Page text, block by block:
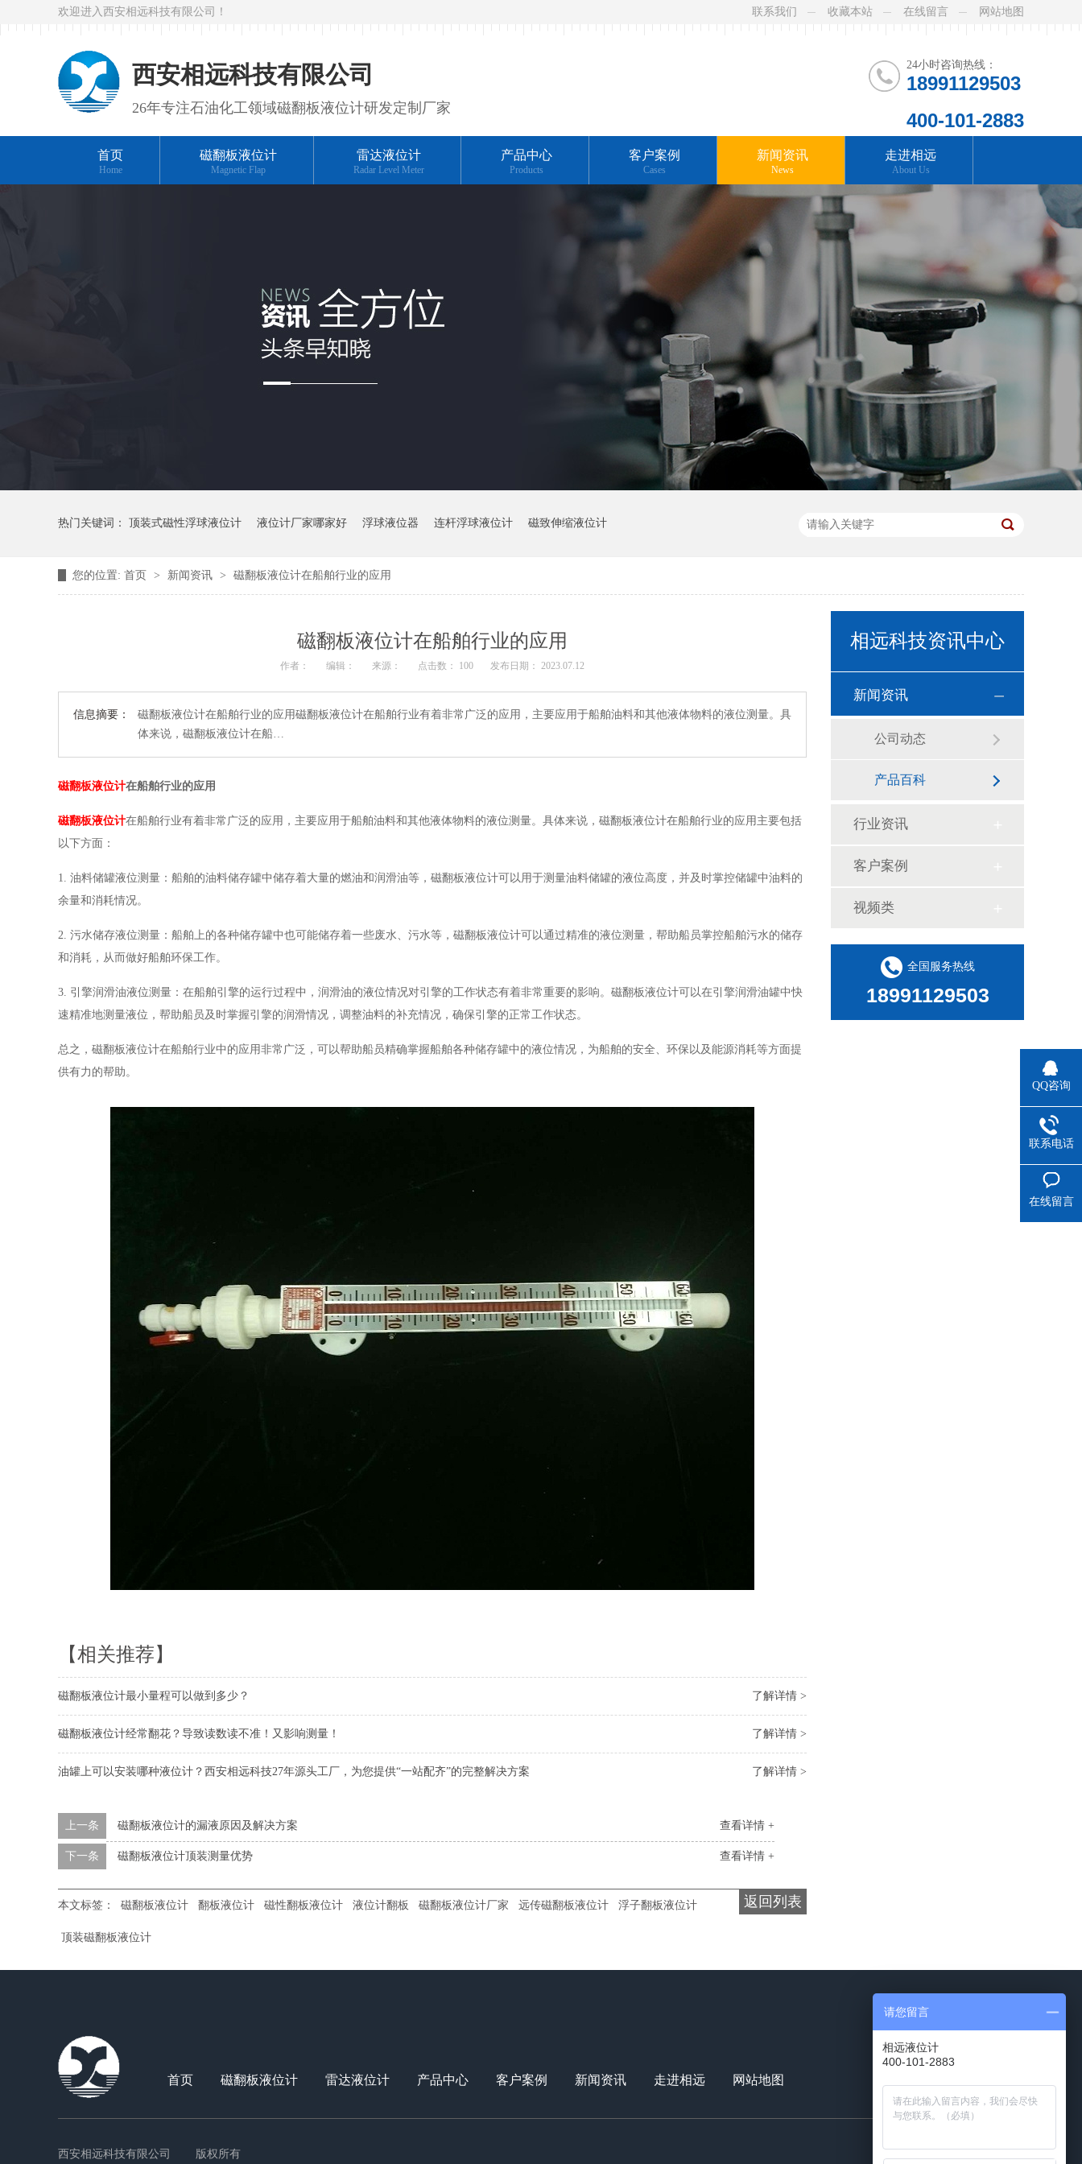
联系我们 收藏本站 在线留言 网站地图
欢迎进入西安相远科技有限公司！
24小时咨询热线：
18991129503
400-101-2883
西安相远科技有限公司
26年专注石油化工领域磁翻板液位计研发定制厂家
首页
Home
磁翻板液位计
Magnetic Flap
雷达液位计
Radar Level Meter
产品中心
Products
客户案例
Cases
新闻资讯
News
走进相远
About Us
热门关键词： 顶装式磁性浮球液位计 液位计厂家哪家好 浮球液位器 连杆浮球液位计 磁致伸缩液位计
您的位置: 首页 > 新闻资讯 > 磁翻板液位计在船舶行业的应用
磁翻板液位计在船舶行业的应用
作者： 编辑： 来源： 点击数： 100 发布日期： 2023.07.12
信息摘要：
磁翻板液位计在船舶行业的应用磁翻板液位计在船舶行业有着非常广泛的应用，主要应用于船舶油料和其他液体物料的液位测量。具
体来说，磁翻板液位计在船…
磁翻板液位计在船舶行业的应用
磁翻板液位计在船舶行业有着非常广泛的应用，主要应用于船舶油料和其他液体物料的液位测量。具体来说，磁翻板液位计在船舶行业的应用主要包括
以下方面：
1. 油料储罐液位测量：船舶的油料储存罐中储存着大量的燃油和润滑油等，磁翻板液位计可以用于测量油料储罐的液位高度，并及时掌控储罐中油料的
余量和消耗情况。
2. 污水储存液位测量：船舶上的各种储存罐中也可能储存着一些废水、污水等，磁翻板液位计可以通过精准的液位测量，帮助船员掌控船舶污水的储存
和消耗，从而做好船舶环保工作。
3. 引擎润滑油液位测量：在船舶引擎的运行过程中，润滑油的液位情况对引擎的工作状态有着非常重要的影响。磁翻板液位计可以在引擎润滑油罐中快
速精准地测量液位，帮助船员及时掌握引擎的润滑情况，调整油料的补充情况，确保引擎的正常工作状态。
总之，磁翻板液位计在船舶行业中的应用非常广泛，可以帮助船员精确掌握船舶各种储存罐中的液位情况，为船舶的安全、环保以及能源消耗等方面提
供有力的帮助。
【相关推荐】
了解详情 >
磁翻板液位计最小量程可以做到多少？
了解详情 >
磁翻板液位计经常翻花？导致读数读不准！又影响测量！
了解详情 >
油罐上可以安装哪种液位计？西安相远科技27年源头工厂，为您提供“一站配齐”的完整解决方案
查看详情 +
上一条 磁翻板液位计的漏液原因及解决方案
查看详情 +
下一条 磁翻板液位计顶装测量优势
返回列表
本文标签： 磁翻板液位计 翻板液位计 磁性翻板液位计 液位计翻板 磁翻板液位计厂家 远传磁翻板液位计 浮子翻板液位计
顶装磁翻板液位计
相远科技资讯中心
新闻资讯
公司动态
产品百科
行业资讯
客户案例
视频类
全国服务热线
18991129503
首页 磁翻板液位计 雷达液位计 产品中心 客户案例 新闻资讯 走进相远 网站地图
西安相远科技有限公司 版权所有
QQ咨询
联系电话
在线留言
请您留言
相远液位计
400-101-2883